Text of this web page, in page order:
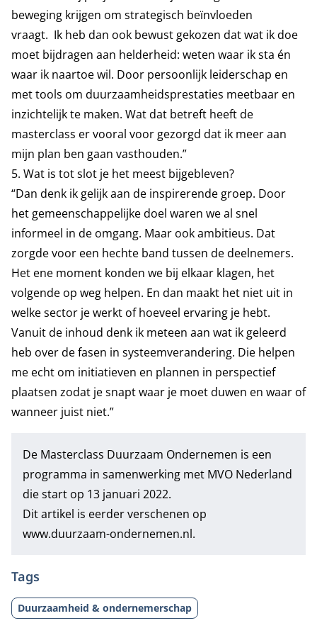
beweging krijgen om strategisch beïnvloeden
vraagt. Ik heb dan ook bewust gekozen dat wat ik doe
moet bijdragen aan helderheid: weten waar ik sta én
waar ik naartoe wil. Door persoonlijk leiderschap en
met tools om duurzaamheidsprestaties meetbaar en
inzichtelijk te maken. Wat dat betreft heeft de
masterclass er vooral voor gezorgd dat ik meer aan
mijn plan ben gaan vasthouden.”
5. Wat is tot slot je het meest bijgebleven?
“Dan denk ik gelijk aan de inspirerende groep. Door
het gemeenschappelijke doel waren we al snel
informeel in de omgang. Maar ook ambitieus. Dat
zorgde voor een hechte band tussen de deelnemers.
Het ene moment konden we bij elkaar klagen, het
volgende op weg helpen. En dan maakt het niet uit in
welke sector je werkt of hoeveel ervaring je hebt.
Vanuit de inhoud denk ik meteen aan wat ik geleerd
heb over de fasen in systeemverandering. Die helpen
me echt om initiatieven en plannen in perspectief
plaatsen zodat je snapt waar je moet duwen en waar of
wanneer juist niet.”
De Masterclass Duurzaam Ondernemen is een
programma in samenwerking met MVO Nederland
die start op 13 januari 2022.
Dit artikel is eerder verschenen op
www.duurzaam-ondernemen.nl.
Tags
Duurzaamheid & ondernemerschap